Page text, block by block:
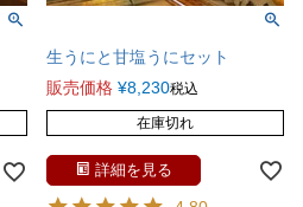
生うにと甘塩うにセット
販売価格 ¥8,230税込
在庫切れ
詳細を見る